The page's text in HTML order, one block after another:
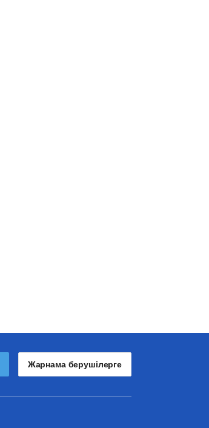
Жарнама берушілерге